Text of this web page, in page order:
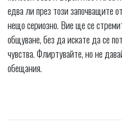
едва ли през този започващите
нещо сериозно. Вие ще се
общуване, без да искате да се
чувства. Флиртувайте, но не
обещания.